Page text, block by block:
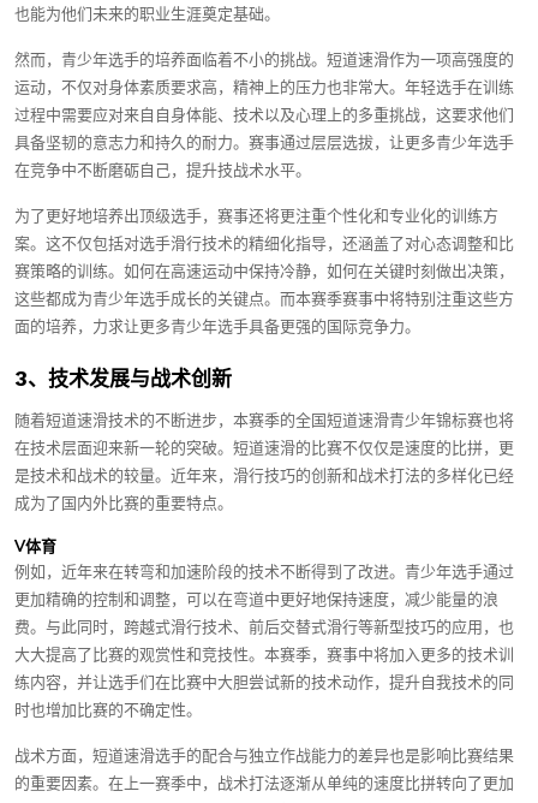
也能为他们未来的职业生涯奠定基础。
然而，青少年选手的培养面临着不小的挑战。短道速滑作为一项高强度的
运动，不仅对身体素质要求高，精神上的压力也非常大。年轻选手在训练
过程中需要应对来自自身体能、技术以及心理上的多重挑战，这要求他们
具备坚韧的意志力和持久的耐力。赛事通过层层选拔，让更多青少年选手
在竞争中不断磨砺自己，提升技战术水平。
为了更好地培养出顶级选手，赛事还将更注重个性化和专业化的训练方
案。这不仅包括对选手滑行技术的精细化指导，还涵盖了对心态调整和比
赛策略的训练。如何在高速运动中保持冷静，如何在关键时刻做出决策，
这些都成为青少年选手成长的关键点。而本赛季赛事中将特别注重这些方
面的培养，力求让更多青少年选手具备更强的国际竞争力。
3、技术发展与战术创新
随着短道速滑技术的不断进步，本赛季的全国短道速滑青少年锦标赛也将
在技术层面迎来新一轮的突破。短道速滑的比赛不仅仅是速度的比拼，更
是技术和战术的较量。近年来，滑行技巧的创新和战术打法的多样化已经
成为了国内外比赛的重要特点。
V体育
例如，近年来在转弯和加速阶段的技术不断得到了改进。青少年选手通过
更加精确的控制和调整，可以在弯道中更好地保持速度，减少能量的浪
费。与此同时，跨越式滑行技术、前后交替式滑行等新型技巧的应用，也
大大提高了比赛的观赏性和竞技性。本赛季，赛事中将加入更多的技术训
练内容，并让选手们在比赛中大胆尝试新的技术动作，提升自我技术的同
时也增加比赛的不确定性。
战术方面，短道速滑选手的配合与独立作战能力的差异也是影响比赛结果
的重要因素。在上一赛季中，战术打法逐渐从单纯的速度比拼转向了更加